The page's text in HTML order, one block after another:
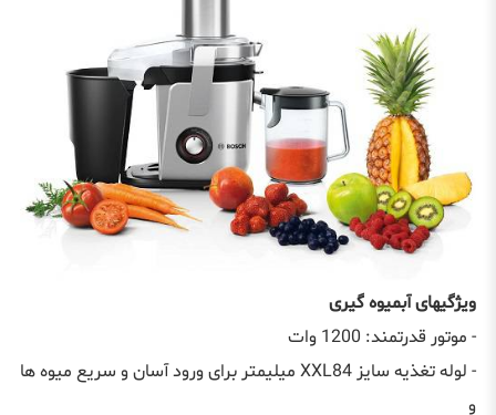
ویژگیهای آبمیوه گیری
- موتور قدرتمند: 1200 وات
- لوله تغذیه سايز XXL84 ميلیمتر برای ورود آسان و سريع میوه ها
و